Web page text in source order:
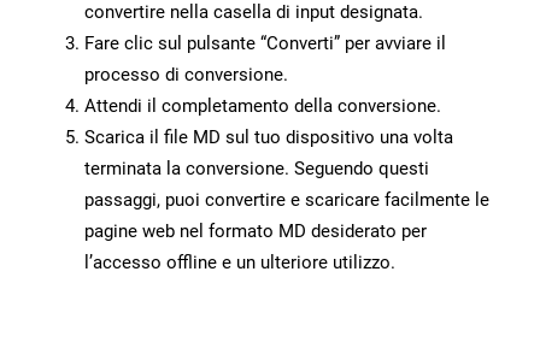
convertire nella casella di input designata.
Fare clic sul pulsante “Converti” per avviare il
processo di conversione.
Attendi il completamento della conversione.
Scarica il file MD sul tuo dispositivo una volta
terminata la conversione. Seguendo questi
passaggi, puoi convertire e scaricare facilmente le
pagine web nel formato MD desiderato per
l’accesso offline e un ulteriore utilizzo.